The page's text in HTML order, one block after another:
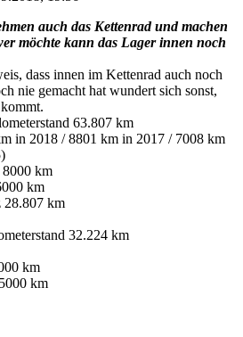
auch das Kettenrad und machen
möchte kann das Lager innen noch
dass innen im Kettenrad auch noch
nie gemacht hat wundert sich sonst,
63.807 km
in 2018 / 8801 km in 2017 / 7008 km
km
km
28.807 km
32.224 km
km
km